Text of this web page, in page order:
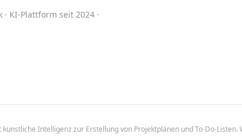
KI-Plattform seit 2024 ·
Intelligenz zur Erstellung von Projektplänen und To-Do-